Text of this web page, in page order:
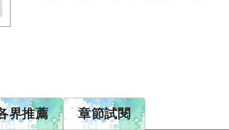
界推薦 章節試閱